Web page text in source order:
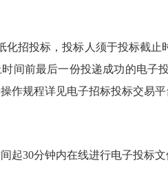
招投标，投标人须于投标截止
间前最后一份投递成功的电子
作规程详见电子招标投标交易
30分钟内在线进行电子投标文